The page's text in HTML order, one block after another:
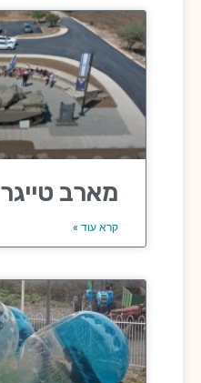
מארב טייגר
קרא עוד »